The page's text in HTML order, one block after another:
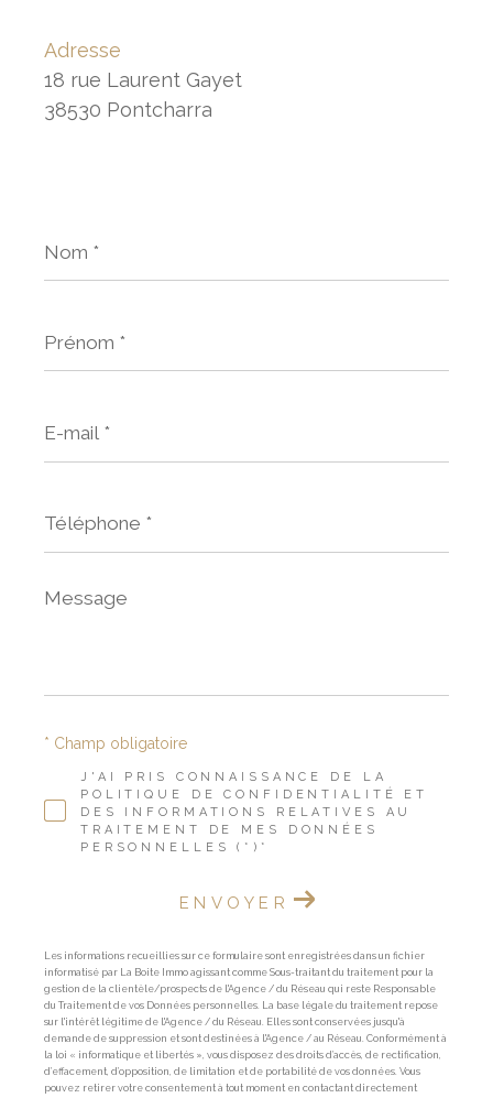
Adresse
18 rue Laurent Gayet
38530 Pontcharra
*
*
mail
*
Message
*
J'AI PRIS CONNAISSANCE DE LA
POLITIQUE DE CONFIDENTIALITÉ ET
DES INFORMATIONS RELATIVES AU
TRAITEMENT DE MES DONNÉES
PERSONNELLES (*)*
* Champ obligatoire
ENVOYER
Les informations recueillies sur ce formulaire sont enregistrées dans un fichier
informatisé par La Boite Immo agissant comme Sous-traitant du traitement pour la
gestion de la clientèle/prospects de l'Agence / du Réseau qui reste Responsable
du Traitement de vos Données personnelles. La base légale du traitement repose
sur l'intérêt légitime de l'Agence / du Réseau. Elles sont conservées jusqu'à
demande de suppression et sont destinées à l'Agence / au Réseau. Conformément à
la loi « informatique et libertés », vous disposez des droits d’accès, de rectification,
d’effacement, d’opposition, de limitation et de portabilité de vos données. Vous
pouvez retirer votre consentement à tout moment en contactant directement